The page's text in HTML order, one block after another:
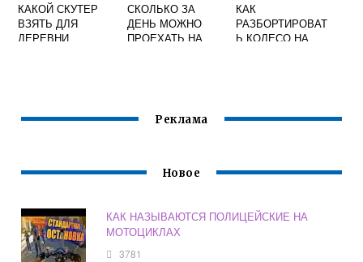
КАКОЙ СКУТЕР
ВЗЯТЬ ДЛЯ
ДЕРЕВНИ
СКОЛЬКО ЗА
ДЕНЬ МОЖНО
ПРОЕХАТЬ НА
КАК
РАЗБОРТИРОВАТ
Ь КОЛЕСО НА
Реклама
Новое
КАК НАЗЫВАЮТСЯ ПОЛИЦЕЙСКИЕ НА
МОТОЦИКЛАХ
3781